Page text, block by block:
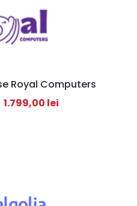
Royal Computers
1.799,00 lei